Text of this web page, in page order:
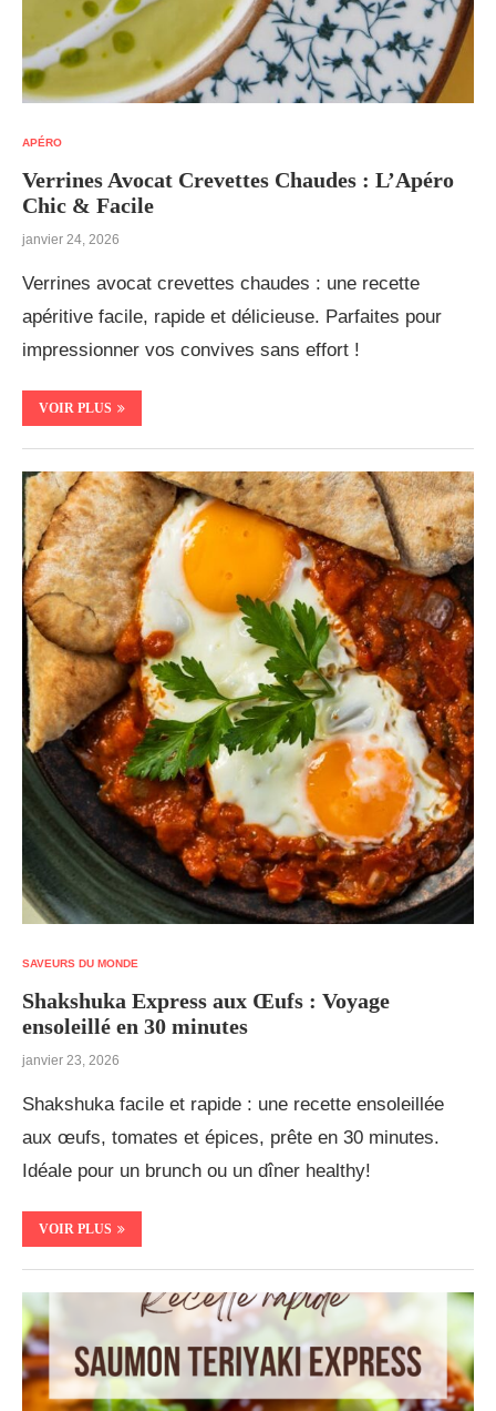
APÉRO
Verrines Avocat Crevettes Chaudes : L’Apéro
Chic & Facile
janvier 24, 2026
Verrines avocat crevettes chaudes : une recette
apéritive facile, rapide et délicieuse. Parfaites pour
impressionner vos convives sans effort !
VOIR PLUS
SAVEURS DU MONDE
Shakshuka Express aux Œufs : Voyage
ensoleillé en 30 minutes
janvier 23, 2026
Shakshuka facile et rapide : une recette ensoleillée
aux œufs, tomates et épices, prête en 30 minutes.
Idéale pour un brunch ou un dîner healthy!
VOIR PLUS